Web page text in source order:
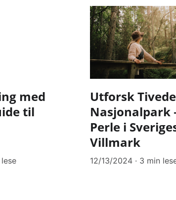
med
til
Utforsk
Nasjonalpark
Perle i
Villmark
12/13/2024 3 min